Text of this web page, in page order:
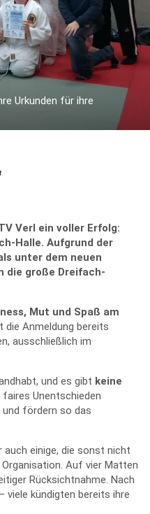
Urkunden für ihre
Verl ein voller Erfolg:
Halle. Aufgrund der
unter dem neuen
die große Dreifach-
Mut und Spaß am
Anmeldung bereits
ausschließlich im
und es gibt keine
Unentschieden
fördern so das
auch einige, die sonst nicht
Auf vier Matten
Rücksichtnahme. Nach
viele kündigten bereits ihre